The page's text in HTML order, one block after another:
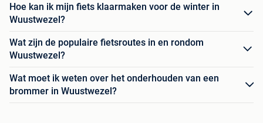
Hoe kan ik mijn fiets klaarmaken voor de winter in
Wuustwezel?
Wat zijn de populaire fietsroutes in en rondom
Wuustwezel?
Wat moet ik weten over het onderhouden van een
brommer in Wuustwezel?